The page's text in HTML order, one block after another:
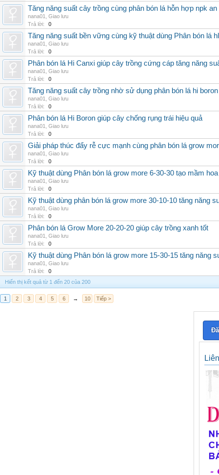
Tăng năng suất cây trồng cùng phân bón lá hỗn hợp npk an
nana01
Giao lưu
Trả lời:
0
Tăng năng suất bền vững cùng kỹ thuật dùng Phân bón lá
nana01
Giao lưu
Trả lời:
0
Phân bón lá Hi Canxi giúp cây trồng cứng cáp tăng năng
nana01
Giao lưu
Trả lời:
0
Tăng năng suất cây trồng nhờ sử dụng phân bón lá hi
nana01
Giao lưu
Trả lời:
0
Phân bón lá Hi Boron giúp cây chống rụng trái hiệu quả
nana01
Giao lưu
Trả lời:
0
Giải pháp thúc đẩy rễ cực mạnh cùng phân bón lá grow
nana01
Giao lưu
Trả lời:
0
Kỹ thuật dùng Phân bón lá grow more 6-30-30 tạo mầm hoa
nana01
Giao lưu
Trả lời:
0
Kỹ thuật dùng phân bón lá grow more 30-10-10 tăng năng
nana01
Giao lưu
Trả lời:
0
Phân bón lá Grow More 20-20-20 giúp cây trồng xanh tốt
nana01
Giao lưu
Trả lời:
0
Kỹ thuật dùng Phân bón lá grow more 15-30-15 tăng năng
nana01
Giao lưu
Trả lời:
0
Hiển thị kết quả từ 1 đến 20 của 200
1 2 3 4 5 6 → 10 Tiếp >